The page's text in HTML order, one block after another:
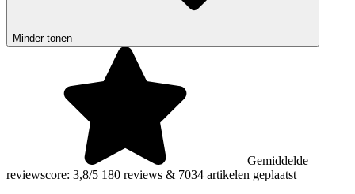
Minder tonen
Gemiddelde
reviewscore: 3,8/5 180 reviews & 7034 artikelen geplaatst